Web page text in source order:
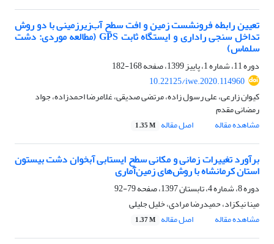
تعیین رابطه فرونشست زمین و افت سطح آب‌زیرزمینی با دو روش
تداخل سنجی راداری و ایستگاه ثابت GPS (مطالعه موردی: دشت
سلماس)
دوره 11، شماره 1، پاییز 1399، صفحه
168-182
10.22125/iwe.2020.114960
کیوان زارعی، علی رسول زاده، مرتضی صدیقی، غلامرضا احمدزاده، جواد
رمضانی مقدم
مشاهده مقاله
اصل مقاله 1.35 M
برآورد تغییرات زمانی و مکانی سطح ایستابی آبخوان‌ دشت بیستون
استان کرمانشاه با روش‌های زمین‌آماری
دوره 8، شماره 4، تابستان 1397، صفحه
79-92
مینا نیکزاد، حمیدرضا مرادی، خلیل جلیلی
مشاهده مقاله
اصل مقاله 1.37 M